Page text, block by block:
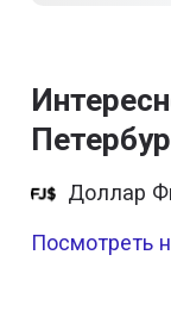
Доллар
Посмотреть